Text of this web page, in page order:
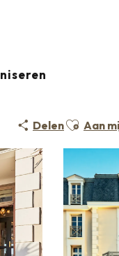
DelenAjouter
Aan